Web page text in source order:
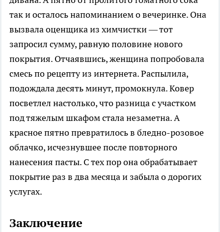
так и осталось напоминанием о вечеринке. Она
вызвала оценщика из химчистки — тот
запросил сумму, равную половине нового
покрытия. Отчаявшись, женщина попробовала
смесь по рецепту из интернета. Распылила,
подождала десять минут, промокнула. Ковер
посветлел настолько, что разница с участком
под тяжелым шкафом стала незаметна. А
красное пятно превратилось в бледно-розовое
облачко, исчезнувшее после повторного
нанесения пасты. С тех пор она обрабатывает
покрытие раз в два месяца и забыла о дорогих
услугах.
Заключение